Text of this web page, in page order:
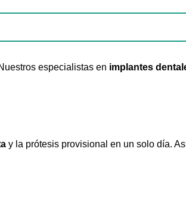
especialistas en implantes
y la prótesis provisional en un solo día.